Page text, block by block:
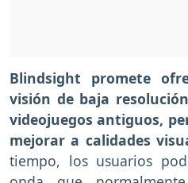
Blindsight promete
visión de baja
videojuegos antiguos,
mejorar a calidades
tiempo, los usuarios